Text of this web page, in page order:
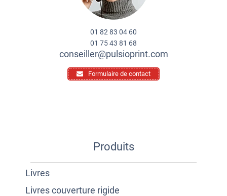
01 82 83 04 60
01 75 43 81 68
conseiller@pulsioprint.com
Formulaire de contact
Produits
Livres
Livres couverture rigide